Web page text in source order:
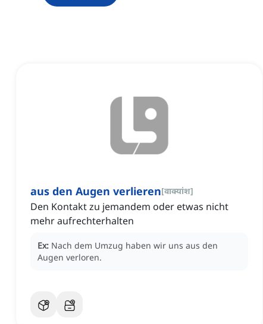
aus den Augen verlieren[वाक्यांश]
Den Kontakt zu jemandem oder etwas nicht
mehr aufrechterhalten
Ex: Nach dem Umzug haben wir uns aus den
Augen verloren.